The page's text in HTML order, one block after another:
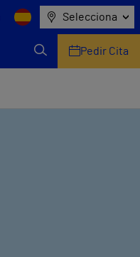
Selecciona
Pedir Cita